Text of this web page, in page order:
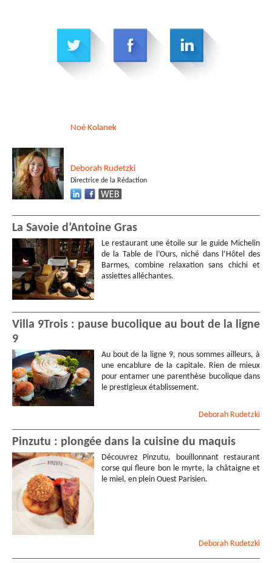
Noé Kolanek
Deborah Rudetzki
Directrice de la Rédaction
La Savoie d’Antoine Gras
Le restaurant une étoile sur le guide Michelin
de la Table de l’Ours, niché dans l’Hôtel des
Barmes, combine relaxation sans chichi et
assiettes alléchantes.
Villa 9Trois : pause bucolique au bout de la ligne
9
Au bout de la ligne 9, nous sommes ailleurs, à
une encablure de la capitale. Rien de mieux
pour entamer une parenthèse bucolique dans
le prestigieux établissement.
Deborah Rudetzki
Pinzutu : plongée dans la cuisine du maquis
Découvrez Pinzutu, bouillonnant restaurant
corse qui fleure bon le myrte, la châtaigne et
le miel, en plein Ouest Parisien.
Deborah Rudetzki